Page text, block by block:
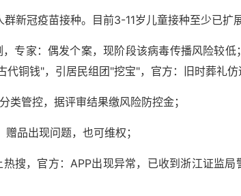
新冠疫苗接种。目前3-11岁儿童接种至少已扩
专家：偶发个案，现阶段该病毒传播风险较低
铜钱"，引居民组团"挖宝"，官方：旧时葬礼仿
类管控，据评审结果缴风险防控金；
品出现问题，也可维权；
搜，官方：APP出现异常，已收到浙江证监局